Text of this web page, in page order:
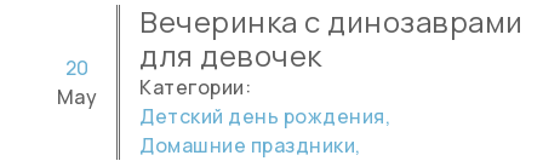
Вечеринка с динозаврами
для девочек
20
May
Категории:
Детский день рождения,
Домашние праздники,